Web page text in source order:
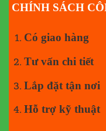
CHÍNH SÁCH
Có giao hàng
Tư vấn chi tiết
Lắp đặt tận nơi
Hỗ trợ kỹ thuật